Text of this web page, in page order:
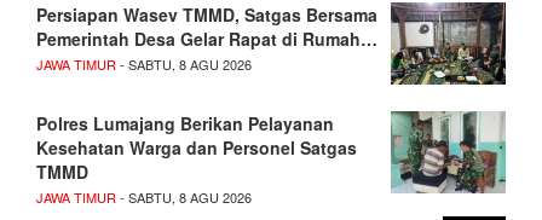
Persiapan Wasev TMMD, Satgas Bersama
Pemerintah Desa Gelar Rapat di Rumah…
JAWA TIMUR - SABTU, 8 AGU 2026
Polres Lumajang Berikan Pelayanan
Kesehatan Warga dan Personel Satgas
TMMD
JAWA TIMUR - SABTU, 8 AGU 2026